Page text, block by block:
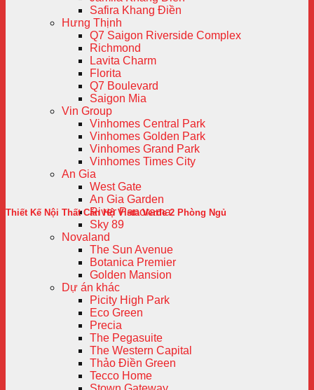
Safira Khang Điền
Hưng Thịnh
Q7 Saigon Riverside Complex
Richmond
Lavita Charm
Florita
Q7 Boulevard
Saigon Mia
Vin Group
Vinhomes Central Park
Vinhomes Golden Park
Vinhomes Grand Park
Vinhomes Times City
An Gia
West Gate
An Gia Garden
River Panorama
Sky 89
Novaland
The Sun Avenue
Botanica Premier
Golden Mansion
Dự án khác
Picity High Park
Eco Green
Precia
The Pegasuite
The Western Capital
Thảo Điền Green
Tecco Home
Thiết Kế Nội Thất Căn Hộ Vista Verde 2 Phòng Ngủ